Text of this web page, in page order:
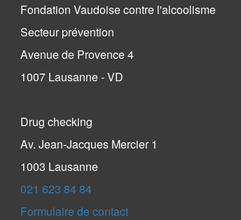
Fondation Vaudoise contre l'alcoolisme
Secteur prévention
Avenue de Provence 4
1007 Lausanne - VD
Drug checking
Av. Jean-Jacques Mercier 1
1003 Lausanne
021 623 84 84
Formulaire de contact